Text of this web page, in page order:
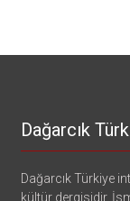
Dağarcık
Dağarcık Türkiye
kültür dergisidir.